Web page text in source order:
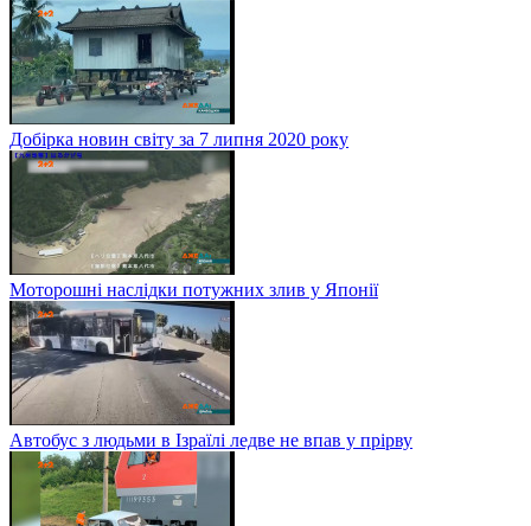
Добірка новин світу за 7 липня 2020 року
Моторошні наслідки потужних злив у Японії
Автобус з людьми в Ізраїлі ледве не впав у прірву